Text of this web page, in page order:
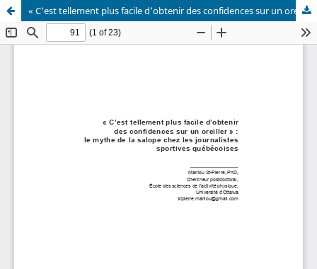
« C’est tellement plus facile d’obtenir des confidences sur un oreiller » : le mythe de la salope chez les journalistes sportives québécoises